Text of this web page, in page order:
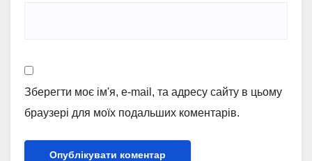
Зберегти моє ім'я, e-mail, та адресу сайту в цьому
браузері для моїх подальших коментарів.